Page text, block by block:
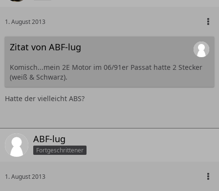
1. August 2013
Zitat von ABF-lug
Komisch...mein 2E Motor im 06/91er Passat hatte 2 Stecker
(weiß & Schwarz).
Hatte der vielleicht ABS?
ABF-lug
Fortgeschrittener
1. August 2013